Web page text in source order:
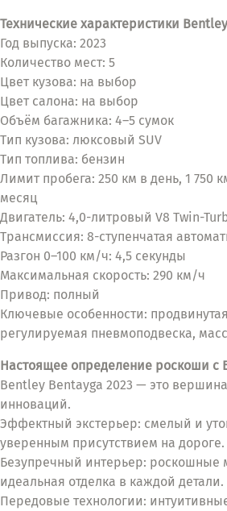
Технические характеристики
Год выпуска: 2023
Количество мест: 5
Цвет кузова: на выбор
Цвет салона: на выбор
Объём багажника: 4–5 сумок
Тип кузова: люксовый SUV
Тип топлива: бензин
Лимит пробега: 250 км в день, 1 750
месяц
Двигатель: 4,0-литровый V8 Twin-
Трансмиссия: 8-ступенчатая
Разгон 0–100 км/ч: 4,5 секунды
Максимальная скорость: 290 км/ч
Привод: полный
Ключевые особенности:
регулируемая пневмоподвеска,
Настоящее определение роскоши с
Bentley Bentayga 2023 — это
инноваций.
Эффектный экстерьер: смелый и
уверенным присутствием на дороге.
Безупречный интерьер: роскошные
идеальная отделка в каждой детали.
Передовые технологии: